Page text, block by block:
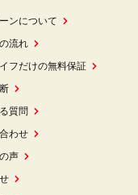
ンについて
流れ
フだけの無料保証
質問
わせ
声